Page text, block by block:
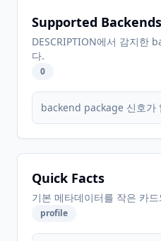
Supported Backends
DESCRIPTION에서 감지한
다.
0
backend package 신호가
Quick Facts
기본 메타데이터를 작은 카
profile